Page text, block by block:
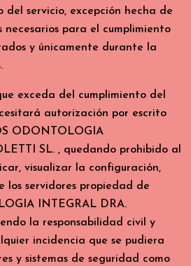
del servicio, excepción hecha de
necesarios para el cumplimiento
y únicamente durante la
exceda del cumplimiento del
autorización por escrito
ODONTOLOGIA
SL. , quedando prohibido al
visualizar la configuración,
los servidores propiedad de
INTEGRAL DRA.
la responsabilidad civil y
incidencia que se pudiera
y sistemas de seguridad como